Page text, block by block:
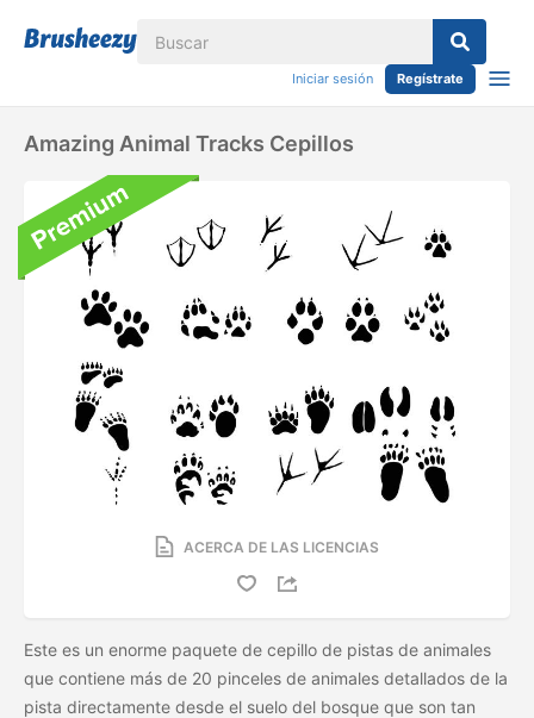
Iniciar sesión Regístrate
Amazing Animal Tracks Cepillos
ACERCA DE LAS LICENCIAS
Este es un enorme paquete de cepillo de pistas de animales
que contiene más de 20 pinceles de animales detallados de la
pista directamente desde el suelo del bosque que son tan